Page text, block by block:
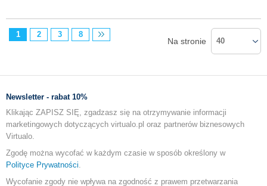
1 2 3 8
Na stronie 40
Newsletter - rabat 10%
Klikając ZAPISZ SIĘ, zgadzasz się na otrzymywanie informacji
marketingowych dotyczących virtualo.pl oraz partnerów biznesowych
Virtualo.
Zgodę można wycofać w każdym czasie w sposób określony w
Polityce Prywatności.
Wycofanie zgody nie wpływa na zgodność z prawem przetwarzania